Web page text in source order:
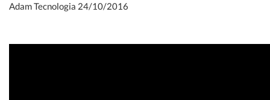
Adam Tecnologia 24/10/2016